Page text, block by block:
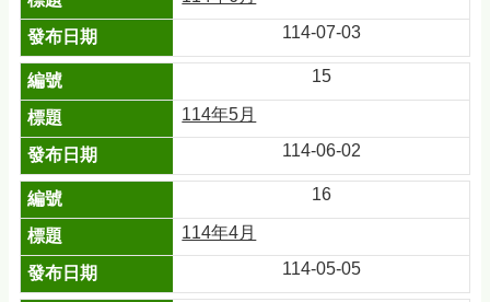
114-07-03
15
114年5月
114-06-02
16
114年4月
114-05-05